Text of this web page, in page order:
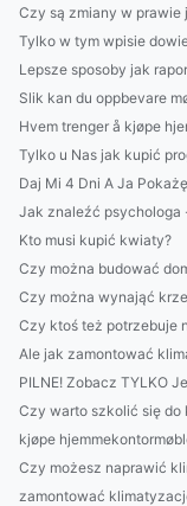
Czy są zmiany w prawie
Tylko w tym wpisie
Lepsze sposoby jak
Slik kan du oppbevare
Hvem trenger å kjøpe
Tylko u Nas jak kupić
Daj Mi 4 Dni A Ja
Jak znaleźć
Kto musi kupić kwiaty?
Czy można budować
Czy można wynająć
Czy ktoś też potrzebuje
Ale jak zamontować
PILNE! Zobacz TYLKO
Czy warto szkolić się do
kjøpe
Czy możesz naprawić
zamontować